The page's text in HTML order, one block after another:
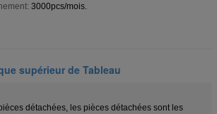
3000pcs/mois.
supérieur de Tableau
détachées, les pièces détachées sont les